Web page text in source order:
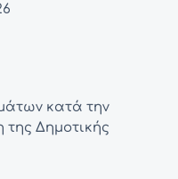
κατά την
Δημοτικής